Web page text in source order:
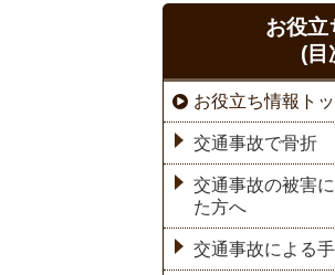
お役立
(目
お役立ち情報ト
交通事故で骨折
交通事故の被害
た方へ
交通事故による